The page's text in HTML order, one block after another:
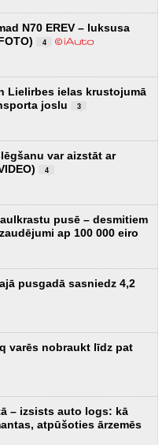
N70 EREV – luksusa
4
Lielirbes ielas krustojumā
joslu
3
var aizstāt ar
4
pusē – desmitiem
ap 100 000 eiro
pusgadā sasniedz 4,2
varēs nobraukt līdz pat
– izsists auto logs: kā
atpūšoties ārzemēs